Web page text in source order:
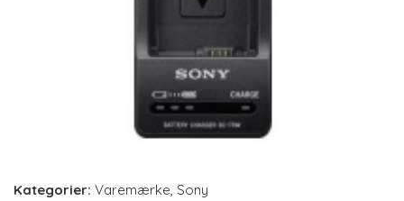
Kategorier: Varemærke Sony